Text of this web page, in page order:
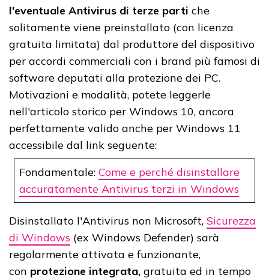
l'eventuale Antivirus di terze parti che
solitamente viene preinstallato (con licenza
gratuita limitata) dal produttore del dispositivo
per accordi commerciali con i brand più famosi di
software deputati alla protezione dei PC.
Motivazioni e modalità, potete leggerle
nell'articolo storico per Windows 10, ancora
perfettamente valido anche per Windows 11
accessibile dal link seguente:
Fondamentale: Come e perché disinstallare
accuratamente Antivirus terzi in Windows
Disinstallato l'Antivirus non Microsoft, Sicurezza
di Windows (ex Windows Defender) sarà
regolarmente attivata e funzionante,
con protezione integrata, gratuita ed in tempo